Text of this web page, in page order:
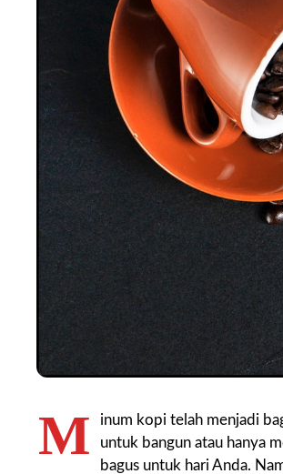
M
inum kopi telah menjadi
untuk bangun atau hanya
bagus untuk hari Anda.